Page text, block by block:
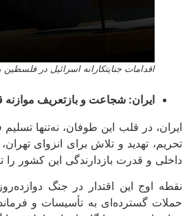
اقدامات جنایتکارانه اسرائیل در
ایران: شجاعت و بازتعریف
ایران، در قلب این طوفان، نه‌تنها
تحریم، تهدید و تلاش برای انزوای
داخلی و قدرت بازدارندگی این کشور را
حملات گسترده‌ای به تأسیسات و